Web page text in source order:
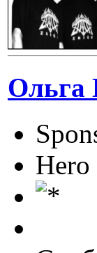
Ольга